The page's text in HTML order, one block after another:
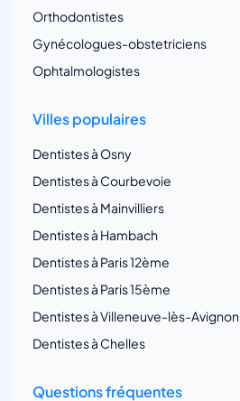
Orthodontistes
Gynécologues-obstetriciens
Ophtalmologistes
Villes populaires
Dentistes à Osny
Dentistes à Courbevoie
Dentistes à Mainvilliers
Dentistes à Hambach
Dentistes à Paris 12ème
Dentistes à Paris 15ème
Dentistes à Villeneuve-lès-Avignon
Dentistes à Chelles
Questions fréquentes